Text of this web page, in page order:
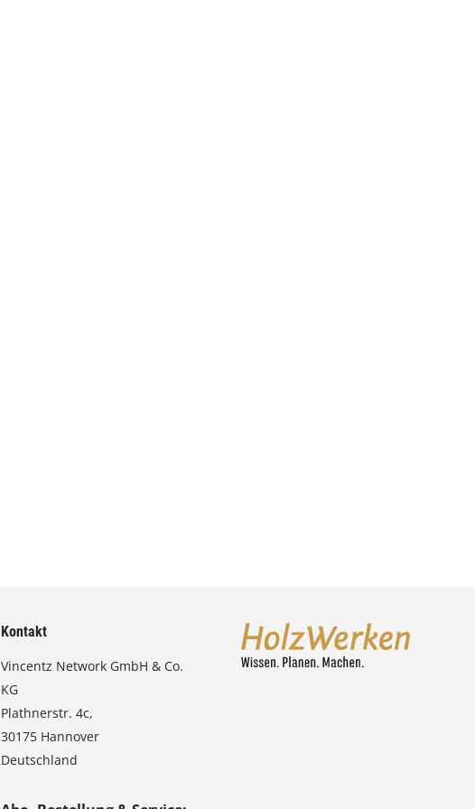
Kontakt
Vincentz Network GmbH & Co.
KG
Plathnerstr. 4c,
30175 Hannover
Deutschland